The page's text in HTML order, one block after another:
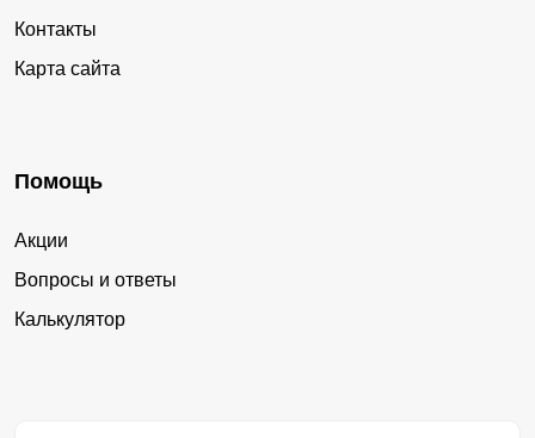
Контакты
Карта сайта
Помощь
Акции
Вопросы и ответы
Калькулятор